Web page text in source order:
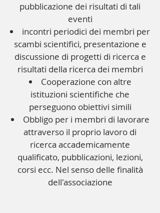
pubblicazione dei risultati di tali
eventi
incontri periodici dei membri per
scambi scientifici, presentazione e
discussione di progetti di ricerca e
risultati della ricerca dei membri
Cooperazione con altre
istituzioni scientifiche che
perseguono obiettivi simili
Obbligo per i membri di lavorare
attraverso il proprio lavoro di
ricerca accademicamente
qualificato, pubblicazioni, lezioni,
corsi ecc. Nel senso delle finalità
dell'associazione